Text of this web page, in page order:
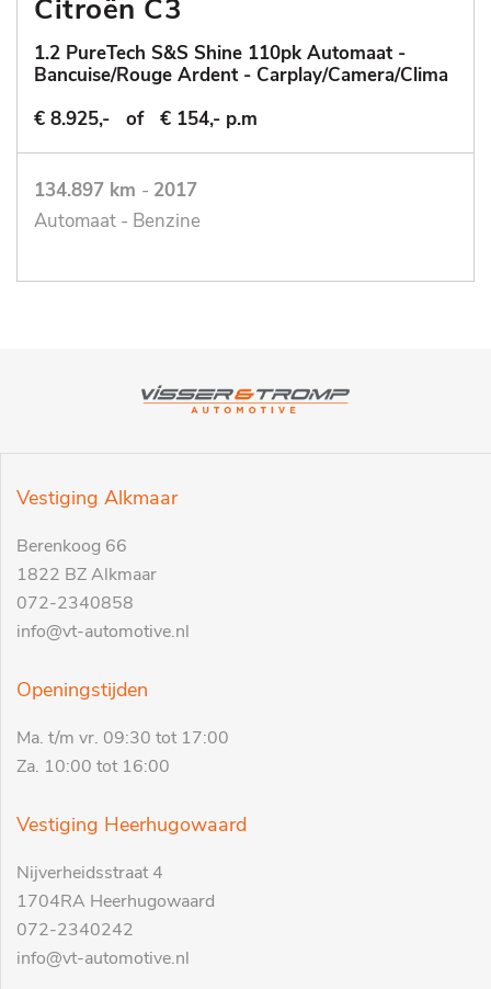
Citroën C3
1.2 PureTech S&S Shine 110pk Automaat -
Bancuise/Rouge Ardent - Carplay/Camera/Clima
€ 8.925,-
of € 154,- p.m
134.897 km - 2017
Automaat - Benzine
Vestiging Alkmaar
Berenkoog 66
1822 BZ Alkmaar
072-2340858
info@vt-automotive.nl
Openingstijden
Ma. t/m vr. 09:30 tot 17:00
Za. 10:00 tot 16:00
Vestiging Heerhugowaard
Nijverheidsstraat 4
1704RA Heerhugowaard
072-2340242
info@vt-automotive.nl